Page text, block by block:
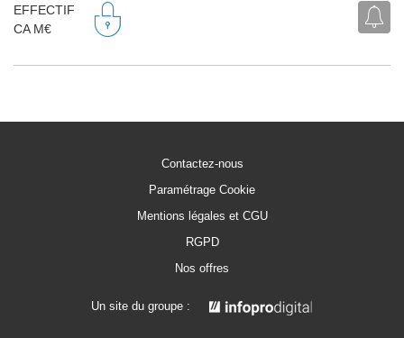
EFFECTIF
CA M€
Contactez-nous
Paramétrage Cookie
Mentions légales et CGU
RGPD
Nos offres
Un site du groupe :